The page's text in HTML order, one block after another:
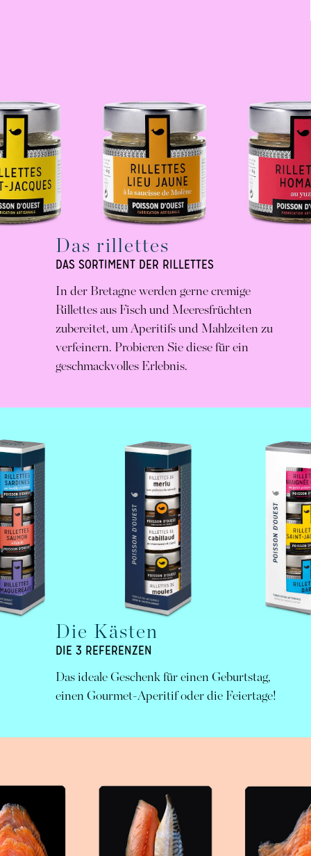
Das rillettes
DAS SORTIMENT DER RILLETTES
In der Bretagne werden gerne cremige
Rillettes aus Fisch und Meeresfrüchten
zubereitet, um Aperitifs und Mahlzeiten zu
verfeinern. Probieren Sie diese für ein
geschmackvolles Erlebnis.
Die Kästen
DIE 3 REFERENZEN
Das ideale Geschenk für einen Geburtstag,
einen Gourmet-Aperitif oder die Feiertage!